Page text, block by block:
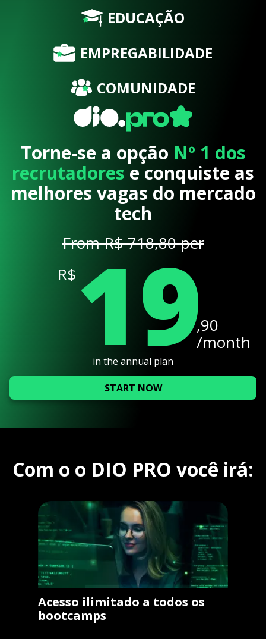
EDUCAÇÃO
EMPREGABILIDADE
COMUNIDADE
Torne-se a opção Nº 1 dos
recrutadores e conquiste as
melhores vagas do mercado
tech
From R$ 718,80 per
R$ 19,90
/month
in the annual plan
START NOW
Com o o DIO PRO você irá:
Acesso ilimitado a todos os
bootcamps